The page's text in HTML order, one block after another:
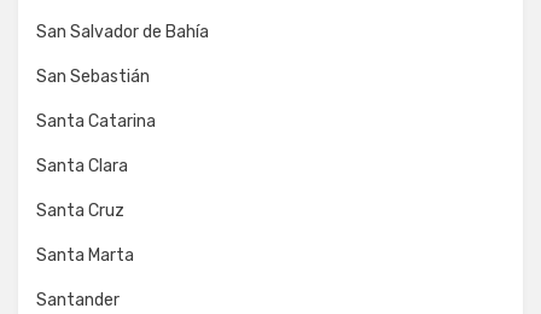
San Salvador de Bahía
San Sebastián
Santa Catarina
Santa Clara
Santa Cruz
Santa Marta
Santander